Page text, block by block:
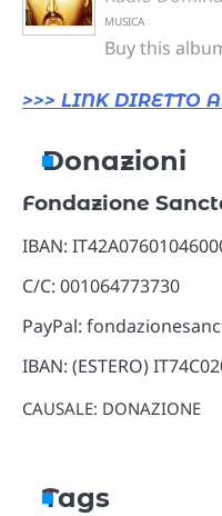
MUSICA
Buy this
>>> LINK DIRETTO
Donazioni
Fondazione
IBAN:
C/C: 001064773730
PayPal:
IBAN: (ESTERO)
CAUSALE: DONAZIONE
Tags